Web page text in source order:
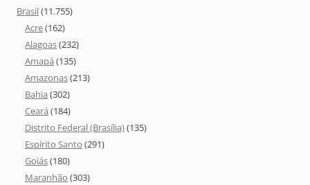
Brasil(11.755)
Acre(162)
Alagoas(232)
Amapá (135)
Amazonas(213)
Bahia (302)
Ceará (184)
Distrito Federal (Brasília)(135)
Espírito Santo (291)
Goiás(180)
Maranhão (303)